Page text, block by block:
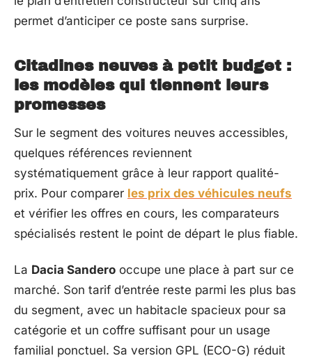
permet d’anticiper ce poste sans surprise.
Citadines neuves à petit budget :
les modèles qui tiennent leurs
promesses
Sur le segment des voitures neuves accessibles,
quelques références reviennent
systématiquement grâce à leur rapport qualité-
prix. Pour comparer les prix des véhicules neufs
et vérifier les offres en cours, les comparateurs
spécialisés restent le point de départ le plus fiable.
La Dacia Sandero occupe une place à part sur ce
marché. Son tarif d’entrée reste parmi les plus bas
du segment, avec un habitacle spacieux pour sa
catégorie et un coffre suffisant pour un usage
familial ponctuel. Sa version GPL (ECO-G) réduit